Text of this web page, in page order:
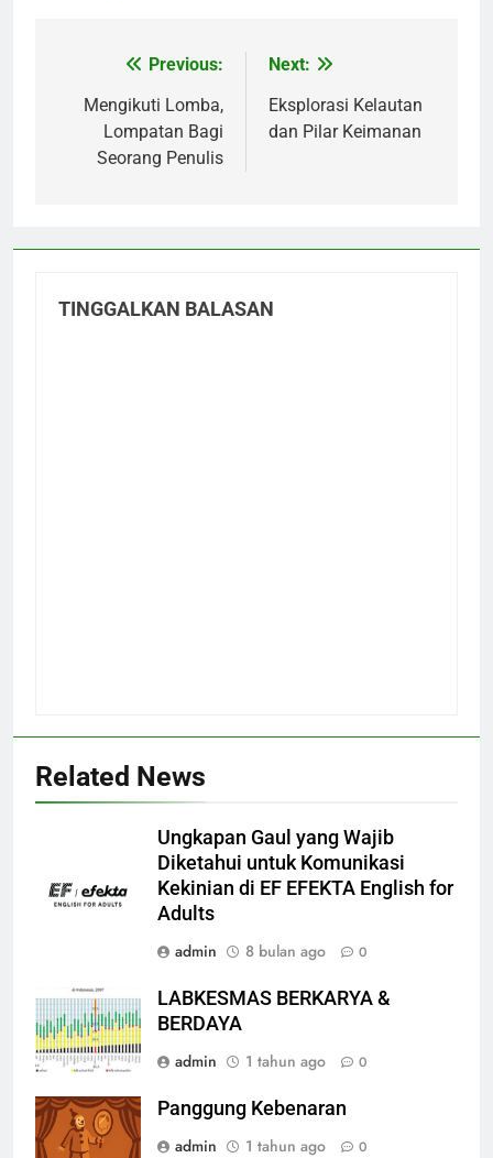
Navigasi
pos
Previous:
Mengikuti Lomba,
Lompatan Bagi
Seorang Penulis
Next:
Eksplorasi Kelautan
dan Pilar Keimanan
TINGGALKAN BALASAN
Related News
Ungkapan Gaul yang Wajib
Diketahui untuk Komunikasi
Kekinian di EF EFEKTA English for
Adults
admin
8 bulan ago 0
LABKESMAS BERKARYA &
BERDAYA
admin
1 tahun ago 0
Panggung Kebenaran
admin
1 tahun ago 0